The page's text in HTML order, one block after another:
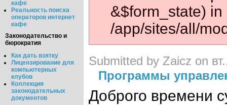
кафе
Реальность поиска
операторов интернет
кафе
Законодательство и
бюрократия
Как дать взятку
Лицензирование для
компьютерных
клубов
Коллекция
законодательных
документов
&$form_state) in
/app/sites/all/
Submitted by Zaicz on
Программы
Доброго времени